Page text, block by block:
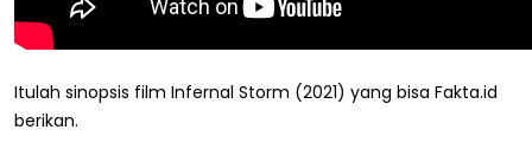
Itulah sinopsis film Infernal Storm (2021) yang bisa Fakta.id
berikan.